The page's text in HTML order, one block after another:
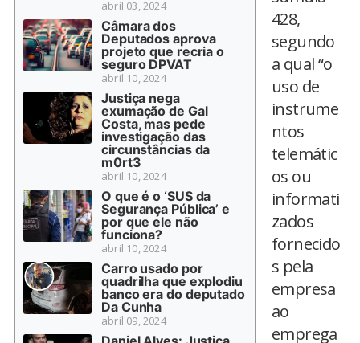
abril 03, 2024
Câmara dos
Deputados aprova
projeto que recria o
seguro DPVAT
abril 10, 2024
Justiça nega
exumação de Gal
Costa, mas pede
investigação das
circunstâncias da
m0rt3
abril 10, 2024
O que é o ‘SUS da
Segurança Pública’ e
por que ele não
funciona?
abril 10, 2024
Carro usado por
quadrilha que explodiu
banco era do deputado
Da Cunha
abril 09, 2024
428,
segundo
a qual “o
uso de
instrume
ntos
telemátic
os ou
informati
zados
fornecido
s pela
empresa
ao
emprega